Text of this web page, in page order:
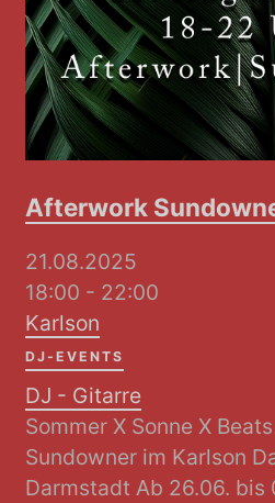
Afterwork
21.08.2025
18:00 - 22:00
Karlson
DJ-EVENTS
DJ - Gitarre
Sommer X Sonne X
Sundowner im Karlson
Darmstadt Ab 26.06. bis